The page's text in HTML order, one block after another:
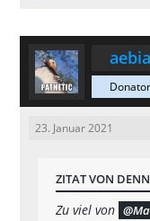
23. Januar 2021
ZITAT VON
Zu viel von